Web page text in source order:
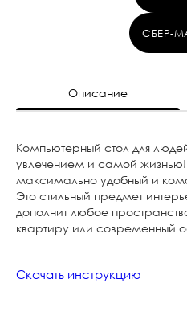
СБЕР-
Описание
Компьютерный стол для
увлечением и самой
максимально удобный и
Это стильный предмет
дополнит любое
квартиру или современный
Скачать инструкцию